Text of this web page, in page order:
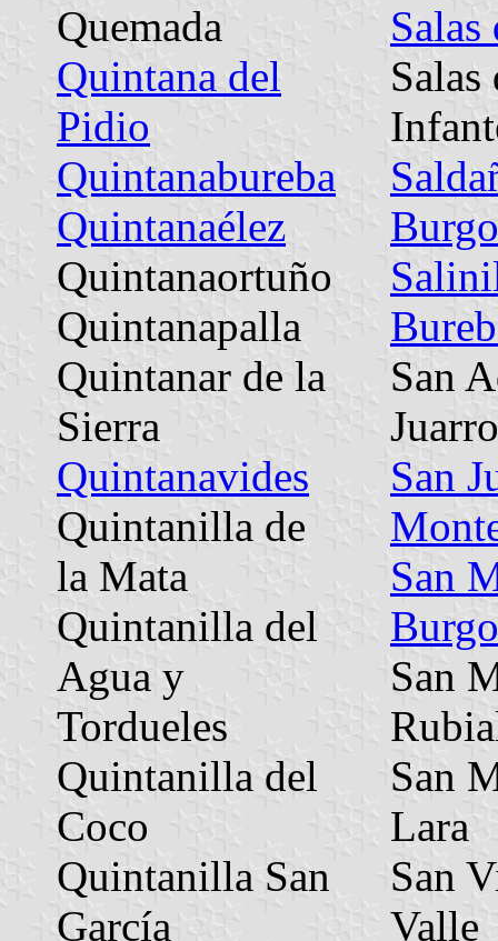
Quemada
Quintana del
Pidio
Quintanabureba
Quintanaélez
Quintanaortuño
Quintanapalla
Quintanar de la
Sierra
Quintanavides
Quintanilla de
la Mata
Quintanilla del
Agua y
Tordueles
Quintanilla del
Coco
Quintanilla San
García
Salas
Salas
San
San
San
San
San
Lara
San
Valle